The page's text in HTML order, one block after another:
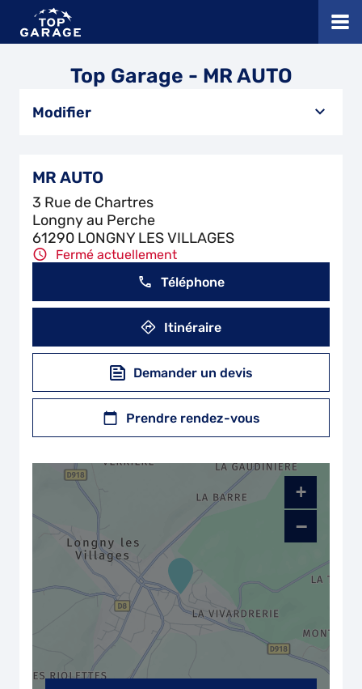
Top Garage - MR AUTO
Modifier
MR AUTO
3 Rue de Chartres
Longny au Perche
61290 LONGNY LES VILLAGES
Fermé actuellement
Téléphone
Itinéraire
Demander un devis
Prendre rendez-vous
+
−